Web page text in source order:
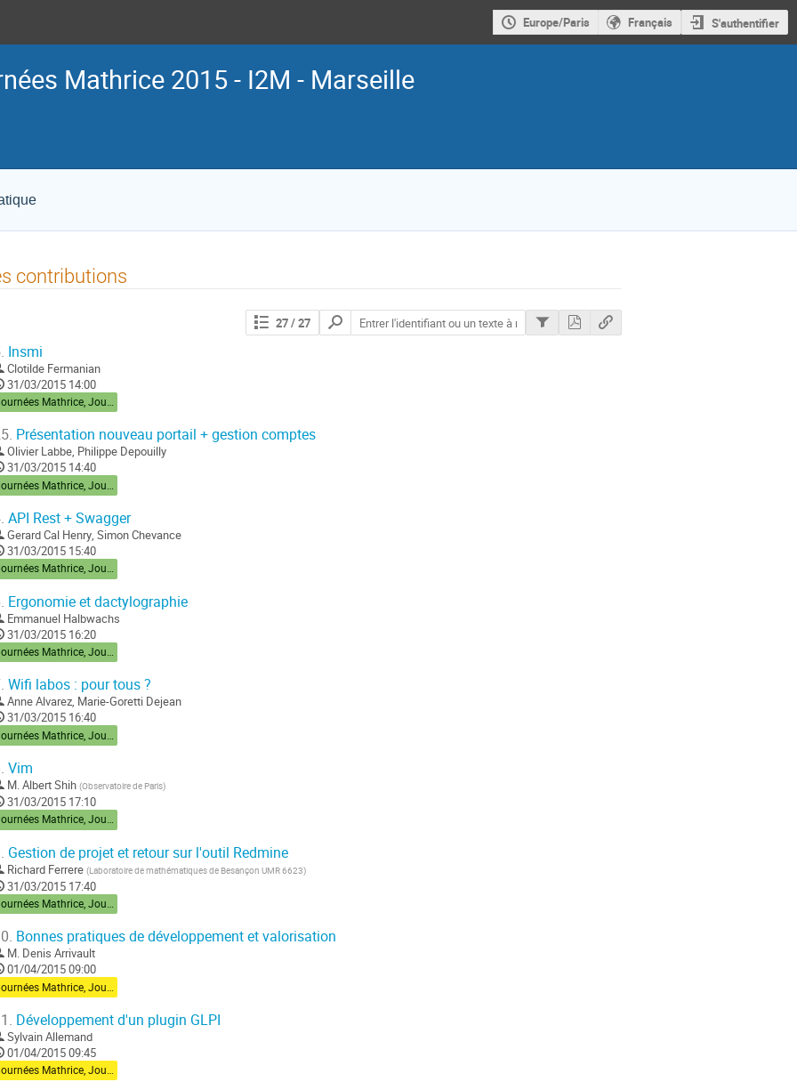
Europe/Paris Français S'authentifier
Mathrice 2015 - I2M - Marseille
contributions
27/ 27
Chercher
les
Insmi
Clotilde Fermanian
31/03/2015 14:00
Présentation nouveau portail + gestion comptes
Olivier Labbe, Philippe Depouilly
31/03/2015 14:40
API Rest + Swagger
Gerard Cal Henry, Simon Chevance
31/03/2015 15:40
Journées Mathrice, Jour 1
Ergonomie et dactylographie
Emmanuel Halbwachs
31/03/2015 16:20
Wifi labos : pour tous ?
Anne Alvarez, Marie-Goretti Dejean
31/03/2015 16:40
Vim
M.Albert Shih (Observatoire de Paris)
31/03/2015 17:10
Journées Mathrice, Jour 1
Gestion de projet et retour sur l'outil Redmine
Richard Ferrere (Laboratoire de mathématiques de Besançon UMR 6623)
31/03/2015 17:40
Bonnes pratiques de développement et valorisation
M. Denis Arrivault
01/04/2015 09:00
Développement d'un plugin GLPI
Sylvain Allemand
01/04/2015 09:45
Journées Mathrice, Jour 2